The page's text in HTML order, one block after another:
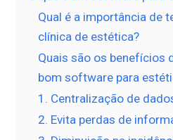
Qual é a importância de
clínica de estética?
Quais são os benefícios
bom software para
1. Centralização de
2. Evita perdas de